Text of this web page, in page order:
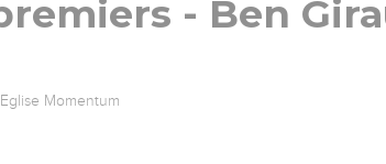
- Ben
Eglise Momentum